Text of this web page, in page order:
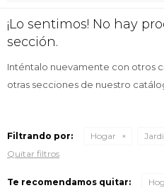
¡Lo sentimos! No hay
sección.
Inténtalo nuevamente con otros
otras secciones de nuestro
Filtrando por: Hogar
Quitar filtros
Te recomendamos quitar: